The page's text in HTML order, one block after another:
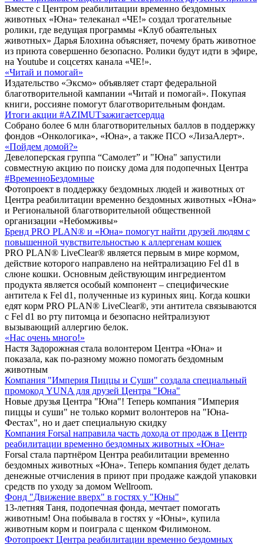
Вместе с Центром реабилитации временно бездомных
животных «Юна» телеканал «ЧЕ!» создал трогательные
ролики, где ведущая программы «Клуб обаятельных
животных» Дарья Блохина объясняет, почему брать животное
из приюта совершенно безопасно. Ролики будут идти в эфире,
на Youtube и соцсетях канала «ЧЕ!».
«Читай и помогай»
Издательство «Эксмо» объявляет старт федеральной
благотворительной кампании «Читай и помогай». Покупая
книги, россияне помогут благотворительным фондам.
Итоги акции #AZIMUTзажигаетсердца
Собрано более 6 млн благотворительных баллов в поддержку
фондов «Онкологика», «Юна», а также ПСО «ЛизаАлерт».
«Пойдем домой?»
Девелоперская группа “Самолет” и "Юна" запустили
совместную акцию по поиску дома для подопечных Центра
#ВременноБездомные
Фотопроект в поддержку бездомных людей и животных от
Центра реабилитации временно бездомных животных «Юна»
и Региональной благотворительной общественной
организации «Небомживы»
Бренд PRO PLAN® и «Юна» помогут найти друзей людям с
повышенной чувствительностью к аллергенам кошек
PRO PLAN® LiveClear® является первым в мире кормом,
действие которого направлено на нейтрализацию Fel d1 в
слюне кошки. Основным действующим ингредиентом
продукта является особый компонент – специфические
антитела к Fel d1, полученные из куриных яиц. Когда кошки
едят корм PRO PLAN® LiveClear®, эти антитела связываются
с Fel d1 во рту питомца и безопасно нейтрализуют
вызывающий аллергию белок.
«Нас очень много!»
Настя Задорожная стала волонтером Центра «Юна» и
показала, как по-разному можно помогать бездомным
животным
Компания "Империя Пиццы и Суши" создала специальный
промокод YUNA для друзей Центра "Юна"
Новые друзья Центра "Юна"! Теперь компания "Империя
пиццы и суши" не только кормит волонтеров на "Юна-
Фестах", но и дает специальную скидку
Компания Forsal направила часть дохода от продаж в Центр
реабилитации временно бездомных животных «Юна»
Forsal стала партнёром Центра реабилитации временно
бездомных животных «Юна». Теперь компания будет делать
денежные отчисления в приют при продаже каждой упаковки
средств по уходу за домом Wellroom.
Фонд "Движение вверх" в гостях у "Юны"
13-летняя Таня, подопечная фонда, мечтает помогать
животным! Она побывала в гостях у «Юны», купила
животным корм и поиграла с щенком Филимоном.
Фотопроект Центра реабилитации временно бездомных